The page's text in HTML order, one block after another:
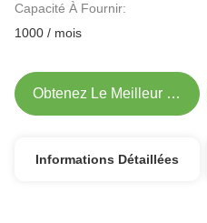
Capacité À Fournir:
1000 / mois
Obtenez Le Meilleur Prix
Informations Détaillées